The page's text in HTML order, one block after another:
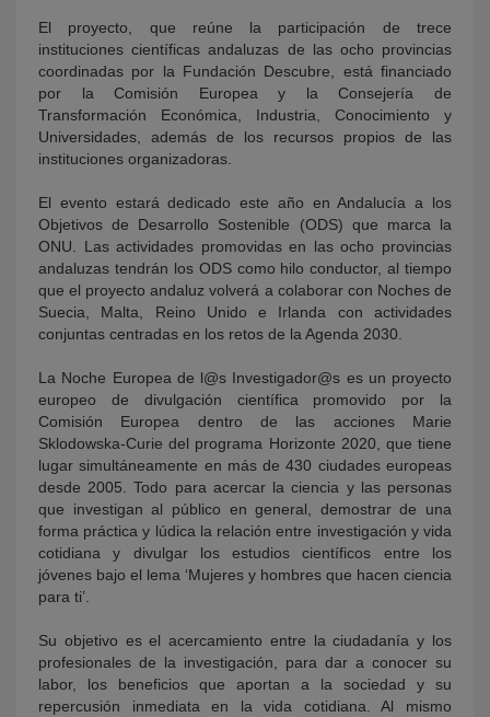
El proyecto, que reúne la participación de trece
instituciones científicas andaluzas de las ocho provincias
coordinadas por la Fundación Descubre, está financiado
por la Comisión Europea y la Consejería de
Transformación Económica, Industria, Conocimiento y
Universidades, además de los recursos propios de las
instituciones organizadoras.
El evento estará dedicado este año en Andalucía a los
Objetivos de Desarrollo Sostenible (ODS) que marca la
ONU. Las actividades promovidas en las ocho provincias
andaluzas tendrán los ODS como hilo conductor, al tiempo
que el proyecto andaluz volverá a colaborar con Noches de
Suecia, Malta, Reino Unido e Irlanda con actividades
conjuntas centradas en los retos de la Agenda 2030.
La Noche Europea de l@s Investigador@s es un proyecto
europeo de divulgación científica promovido por la
Comisión Europea dentro de las acciones Marie
Sklodowska-Curie del programa Horizonte 2020, que tiene
lugar simultáneamente en más de 430 ciudades europeas
desde 2005. Todo para acercar la ciencia y las personas
que investigan al público en general, demostrar de una
forma práctica y lúdica la relación entre investigación y vida
cotidiana y divulgar los estudios científicos entre los
jóvenes bajo el lema ‘Mujeres y hombres que hacen ciencia
para ti’.
Su objetivo es el acercamiento entre la ciudadanía y los
profesionales de la investigación, para dar a conocer su
labor, los beneficios que aportan a la sociedad y su
repercusión inmediata en la vida cotidiana. Al mismo